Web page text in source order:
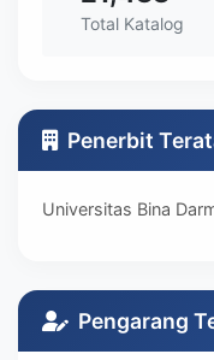
Total Katalog
Penerbit
Universitas Bina
Pengarang